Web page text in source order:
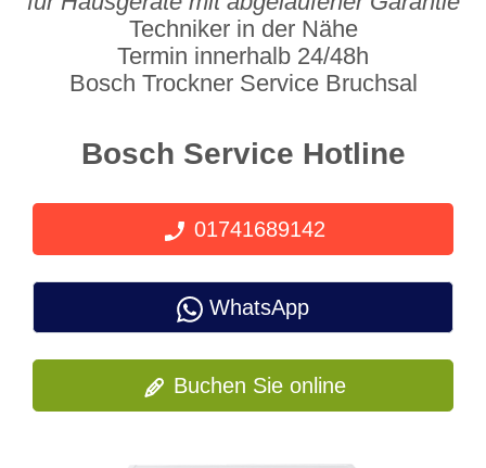
Techniker in der Nähe
Termin innerhalb 24/48h
Bosch Trockner Service Bruchsal
Bosch Service Hotline
01741689142
WhatsApp
Buchen Sie online